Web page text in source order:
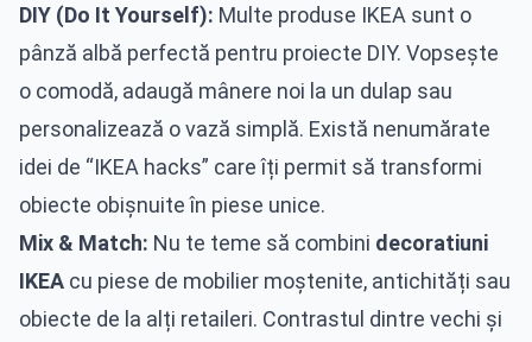
DIY (Do It Yourself): Multe produse IKEA sunt o
pânză albă perfectă pentru proiecte DIY. Vopsește
o comodă, adaugă mânere noi la un dulap sau
personalizează o vază simplă. Există nenumărate
idei de “IKEA hacks” care îți permit să transformi
obiecte obișnuite în piese unice.
Mix & Match: Nu te teme să combini decoratiuni
IKEA cu piese de mobilier moștenite, antichități sau
obiecte de la alți retaileri. Contrastul dintre vechi și